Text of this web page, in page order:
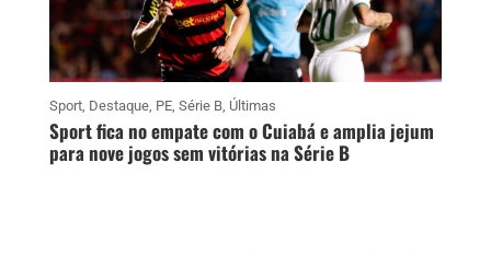
Sport, Destaque, PE, Série B, Últimas
Sport fica no empate com o Cuiabá e amplia jejum
para nove jogos sem vitórias na Série B